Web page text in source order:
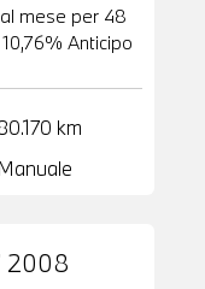
al mese per 48
Anticipo
km
Manuale
2008